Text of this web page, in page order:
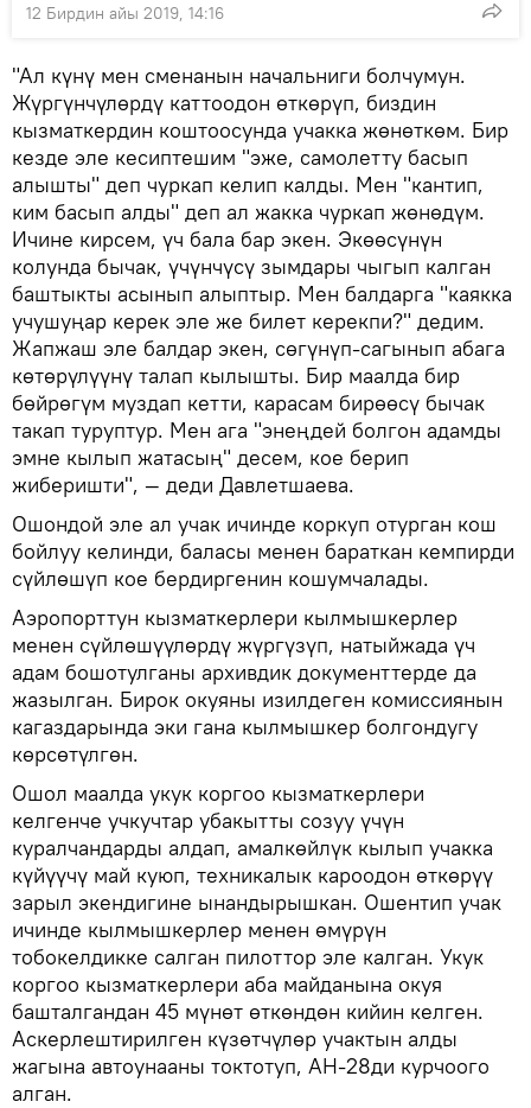
12 Бирдин айы 2019, 14:16
"Ал күнү мен сменанын начальниги болчумун.
Жүргүнчүлөрдү каттоодон өткөрүп, биздин
кызматкердин коштоосунда учакка жөнөткөм. Бир
кезде эле кесиптешим "эже, самолетту басып
алышты" деп чуркап келип калды. Мен "кантип,
ким басып алды" деп ал жакка чуркап жөнөдүм.
Ичине кирсем, үч бала бар экен. Экөөсүнүн
колунда бычак, үчүнчүсү зымдары чыгып калган
баштыкты асынып алыптыр. Мен балдарга "каякка
учушуңар керек эле же билет керекпи?" дедим.
Жапжаш эле балдар экен, сөгүнүп-сагынып абага
көтөрүлүүнү талап кылышты. Бир маалда бир
бөйрөгүм муздап кетти, карасам бирөөсү бычак
такап туруптур. Мен ага "энеңдей болгон адамды
эмне кылып жатасың" десем, кое берип
жиберишти", — деди Давлетшаева.
Ошондой эле ал учак ичинде коркуп отурган кош
бойлуу келинди, баласы менен бараткан кемпирди
сүйлөшүп кое бердиргенин кошумчалады.
Аэропорттун кызматкерлери кылмышкерлер
менен сүйлөшүүлөрдү жүргүзүп, натыйжада үч
адам бошотулганы архивдик документтерде да
жазылган. Бирок окуяны изилдеген комиссиянын
кагаздарында эки гана кылмышкер болгондугу
көрсөтүлгөн.
Ошол маалда укук коргоо кызматкерлери
келгенче учкучтар убакытты созуу үчүн
куралчандарды алдап, амалкөйлүк кылып учакка
күйүүчү май куюп, техникалык кароодон өткөрүү
зарыл экендигине ынандырышкан. Ошентип учак
ичинде кылмышкерлер менен өмүрүн
тобокелдикке салган пилоттор эле калган. Укук
коргоо кызматкерлери аба майданына окуя
башталгандан 45 мүнөт өткөндөн кийин келген.
Аскерлештирилген күзөтчүлөр учактын алды
жагына автоунааны токтотуп, АН-28ди курчоого
алган.